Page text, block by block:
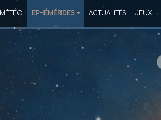
MÉTÉO EPHÉMÉRIDES ACTUALITÉS JEUX